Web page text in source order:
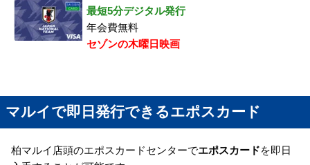
最短5分デジタル発行
年会費無料
セゾンの木曜日映画
マルイで即日発行できるエポスカード
柏マルイ店頭のエポスカードセンターでエポスカードを即日